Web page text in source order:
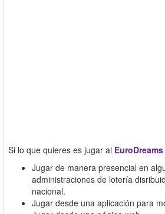
Si lo que quieres es jugar al EuroDreams
Jugar de manera presencial en
administraciones de lotería
nacional.
Jugar desde una aplicación para